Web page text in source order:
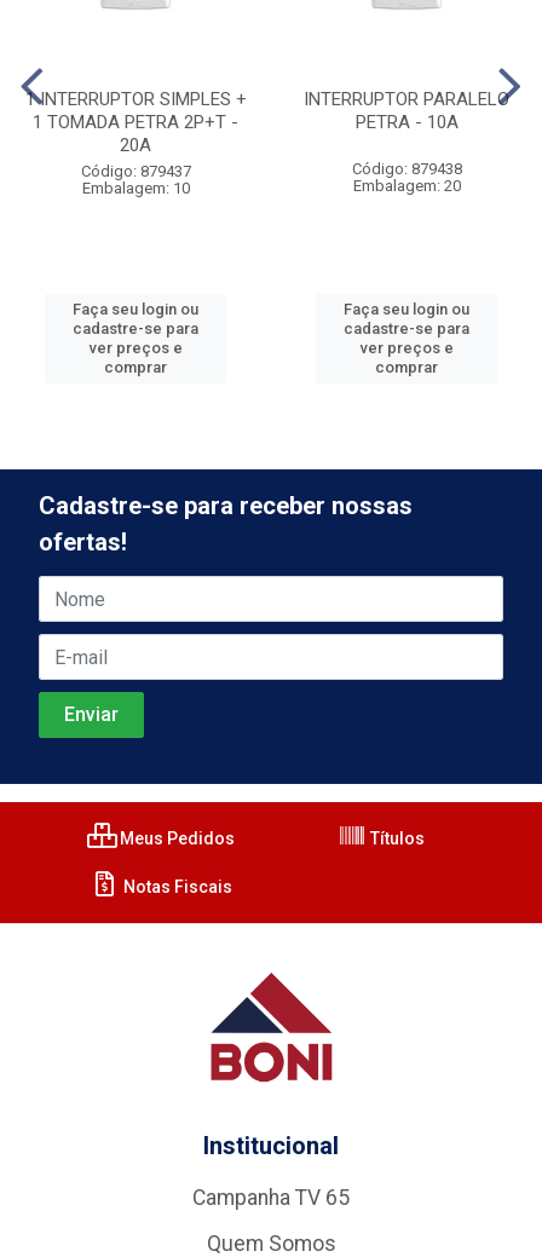
1 INTERRUPTOR SIMPLES +
1 TOMADA PETRA 2P+T -
20A
Código: 879437
Embalagem: 10
Faça seu login ou
cadastre-se para
ver preços e
comprar
INTERRUPTOR PARALELO
PETRA - 10A
Código: 879438
Embalagem: 20
Faça seu login ou
cadastre-se para
ver preços e
comprar
Cadastre-se para receber nossas
ofertas!
Meus Pedidos Títulos
Notas Fiscais
Institucional
Campanha TV 65
Quem Somos